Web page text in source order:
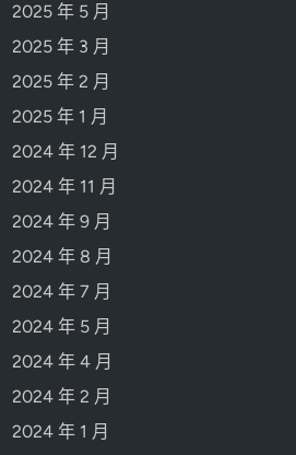
2025 年 5 月
2025 年 3 月
2025 年 2 月
2025 年 1 月
2024 年 12 月
2024 年 11 月
2024 年 9 月
2024 年 8 月
2024 年 7 月
2024 年 5 月
2024 年 4 月
2024 年 2 月
2024 年 1 月